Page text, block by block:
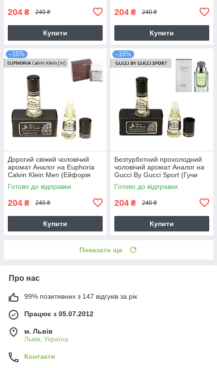
204 ₴ 240 ₴
Купити
204 ₴ 240 ₴
Купити
–15%
Дорогий свіжий чоловічий
аромат Аналог на Euphoria
Calvin Klein Men (Ейфорія
мене)
Готово до відправки
204 ₴ 240 ₴
Купити
–15%
Безтурботний прохолодний
чоловічий аромат Аналог на
Gucci By Gucci Sport (Гучи
бай Гучі)
Готово до відправки
204 ₴ 240 ₴
Купити
Показати ще
Про нас
99% позитивних з 147 відгуків за рік
Працює з 05.07.2012
м. Львів
Львів, Україна
Контакти